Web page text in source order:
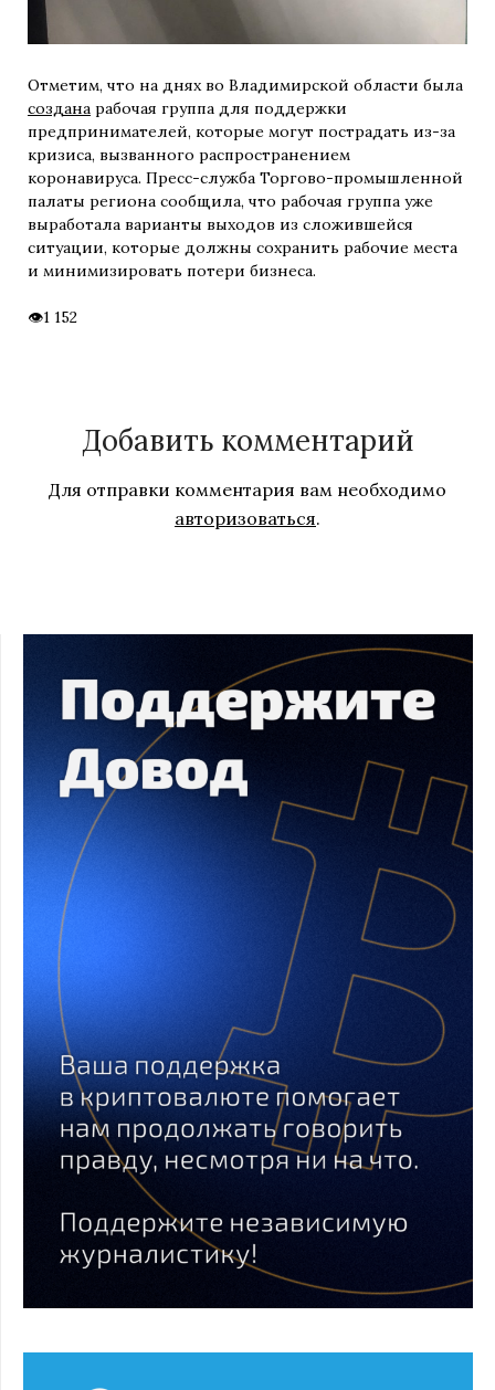
Отметим, что на днях во Владимирской области была
создана рабочая группа для поддержки
предпринимателей, которые могут пострадать из-за
кризиса, вызванного распространением
коронавируса. Пресс-служба Торгово-промышленной
палаты региона сообщила, что рабочая группа уже
выработала варианты выходов из сложившейся
ситуации, которые должны сохранить рабочие места
и минимизировать потери бизнеса.
1 152
Добавить комментарий
Для отправки комментария вам необходимо
авторизоваться.